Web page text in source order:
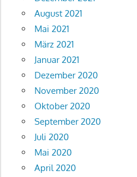
August 2021
Mai 2021
März 2021
Januar 2021
Dezember 2020
November 2020
Oktober 2020
September 2020
Juli 2020
Mai 2020
April 2020